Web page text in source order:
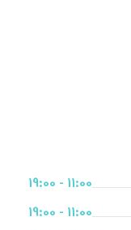
11:00 - 19:00
11:00 - 19:00